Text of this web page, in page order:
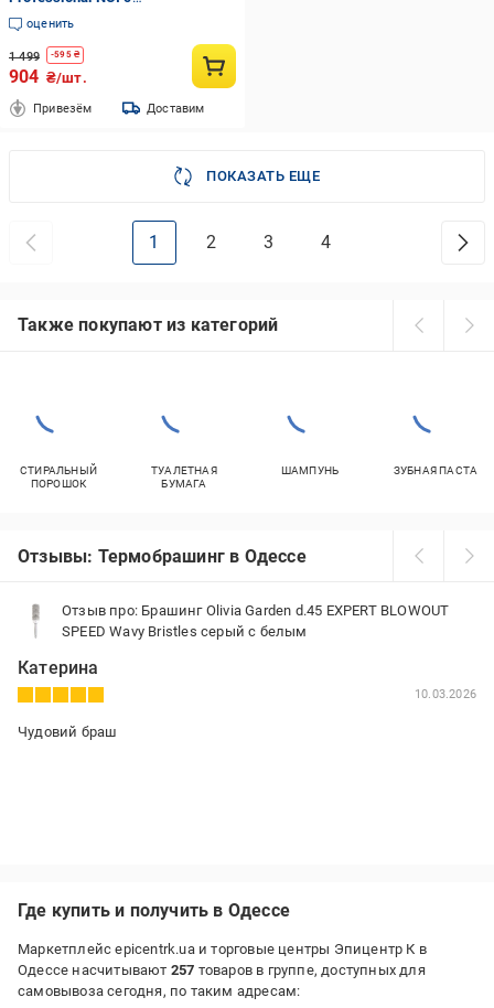
керамическим покрытием и
ионизацией 53 мм Розовый
(2749866844)
оценить
1 499 -595₴
904 ₴/шт.
Привезём Доставим
ПОКАЗАТЬ ЕЩЕ
1 2 3 4
Также покупают из категорий
СТИРАЛЬНЫЙ
ПОРОШОК
ТУАЛЕТНАЯ
БУМАГА
ШАМПУНЬ ЗУБНАЯ ПАСТА
Отзывы: Термобрашинг в Одессе
Отзыв про: Брашинг Olivia Garden d.45 EXPERT BLOWOUT
SPEED Wavy Bristles серый с белым
Катерина
10.03.2026
Чудовий браш
Где купить и получить в Одессе
Маркетплейс epicentrk.ua и торговые центры Эпицентр К в
Одессе насчитывают 257 товаров в группе, доступных для
самовывоза сегодня, по таким адресам: